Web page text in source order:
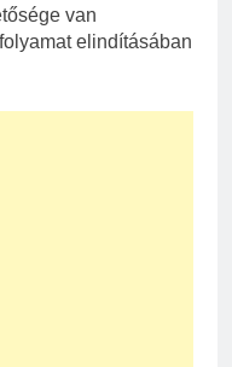
van
elindításában